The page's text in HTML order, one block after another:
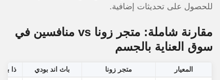
للحصول على تحديثات إضافية.
مقارنة شاملة: متجر زونا vs منافسين في
سوق العناية بالجسم
المعيار متجر زونا باث اند بودي ذا